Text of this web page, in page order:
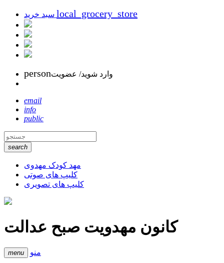
local_grocery_store
personوارد شوید/ عضویت
email
info
public
search
مهد کودک مهدوی
کلیپ های صوتی
کلیپ های تصویری
کانون مهدویت صبح عدالت
menu منو